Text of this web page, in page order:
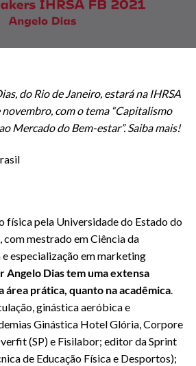
do Rio de Janeiro, estará na IHRSA
com o tema “Capitalismo
Mercado do Bem-estar”. Saiba mais!
física pela Universidade do Estado do
com mestrado em Ciência da
especialização em marketing
Angelo Dias tem uma extensa
prática, quanto na acadêmica.
ginástica aeróbica e
Ginástica Hotel Glória, Corpore
(SP) e Fisilabor; editor da Sprint
de Educação Física e Desportos);